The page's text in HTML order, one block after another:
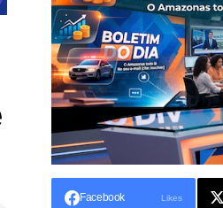
Facebook Likes